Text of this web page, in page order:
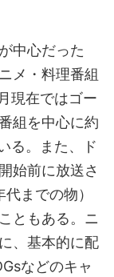
中心だった
メ・料理番組
現在ではゴー
組を中心に約
る。また、ド
始前に放送さ
までの物）
ともある。ニ
、基本的に配
などのキャ